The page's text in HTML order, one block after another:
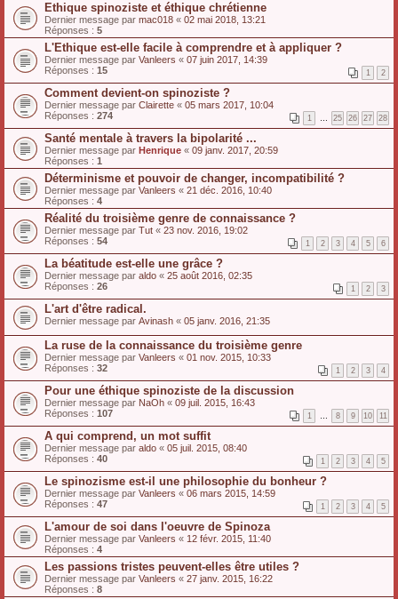
Ethique spinoziste et éthique chrétienne
Dernier message par mac018 « 02 mai 2018, 13:21
Réponses : 5
L'Ethique est-elle facile à comprendre et à appliquer ?
Dernier message par Vanleers « 07 juin 2017, 14:39
Réponses : 15 1 2
Comment devient-on spinoziste ?
Dernier message par Clairette « 05 mars 2017, 10:04
Réponses : 274 1 … 25 26 27 28
Santé mentale à travers la bipolarité ...
Dernier message par Henrique « 09 janv. 2017, 20:59
Réponses : 1
Déterminisme et pouvoir de changer, incompatibilité ?
Dernier message par Vanleers « 21 déc. 2016, 10:40
Réponses : 4
Réalité du troisième genre de connaissance ?
Dernier message par Tut « 23 nov. 2016, 19:02
Réponses : 54 1 2 3 4 5 6
La béatitude est-elle une grâce ?
Dernier message par aldo « 25 août 2016, 02:35
Réponses : 26 1 2 3
L'art d'être radical.
Dernier message par Avinash « 05 janv. 2016, 21:35
La ruse de la connaissance du troisième genre
Dernier message par Vanleers « 01 nov. 2015, 10:33
Réponses : 32 1 2 3 4
Pour une éthique spinoziste de la discussion
Dernier message par NaOh « 09 juil. 2015, 16:43
Réponses : 107 1 … 8 9 10 11
A qui comprend, un mot suffit
Dernier message par aldo « 05 juil. 2015, 08:40
Réponses : 40 1 2 3 4 5
Le spinozisme est-il une philosophie du bonheur ?
Dernier message par Vanleers « 06 mars 2015, 14:59
Réponses : 47 1 2 3 4 5
L'amour de soi dans l'oeuvre de Spinoza
Dernier message par Vanleers « 12 févr. 2015, 11:40
Réponses : 4
Les passions tristes peuvent-elles être utiles ?
Dernier message par Vanleers « 27 janv. 2015, 16:22
Réponses : 8